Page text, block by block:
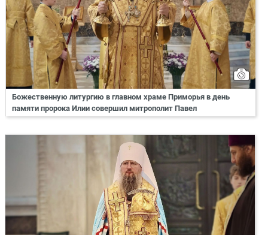
Божественную литургию в главном храме Приморья в день
памяти пророка Илии совершил митрополит Павел